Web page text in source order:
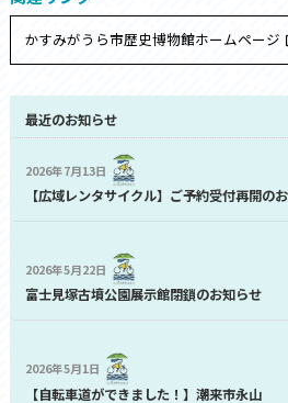
かすみがうら市歴史博物館ホームページ
最近のお知らせ
2026年7月13日
【広域レンタサイクル】ご予約受付再開の
2026年5月22日
富士見塚古墳公園展示館閉鎖のお知らせ
2026年5月1日
【自転車道ができました！】潮来市永山